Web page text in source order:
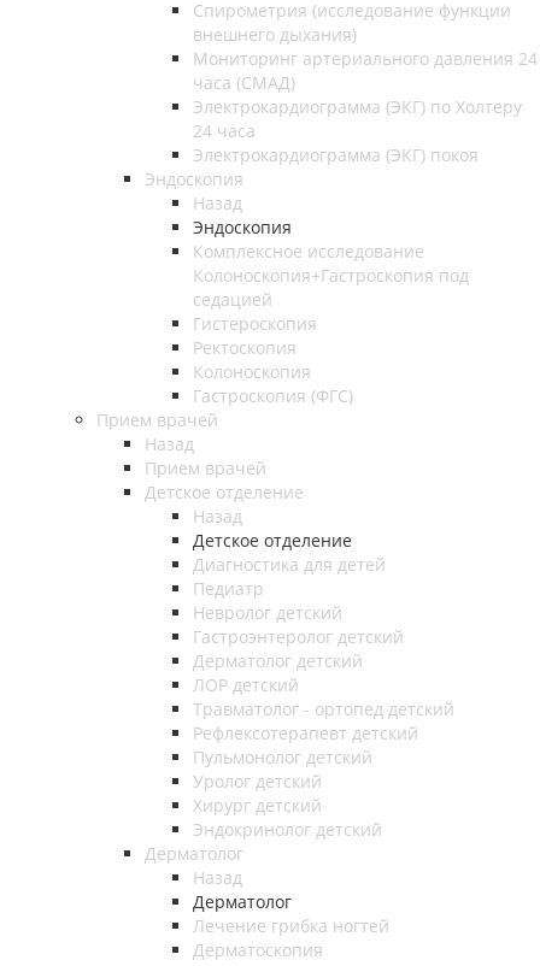
Спирометрия (исследование функции
внешнего дыхания)
Мониторинг артериального давления 24
часа (СМАД)
Электрокардиограмма (ЭКГ) по Холтеру
24 часа
Электрокардиограмма (ЭКГ) покоя
Эндоскопия
Назад
Эндоскопия
Комплексное исследование
Колоноскопия+Гастроскопия под
седацией
Гистероскопия
Ректоскопия
Колоноскопия
Гастроскопия (ФГС)
Прием врачей
Назад
Прием врачей
Детское отделение
Назад
Детское отделение
Диагностика для детей
Педиатр
Невролог детский
Гастроэнтеролог детский
Дерматолог детский
ЛОР детский
Травматолог - ортопед детский
Рефлексотерапевт детский
Пульмонолог детский
Уролог детский
Хирург детский
Эндокринолог детский
Дерматолог
Назад
Дерматолог
Лечение грибка ногтей
Дерматоскопия